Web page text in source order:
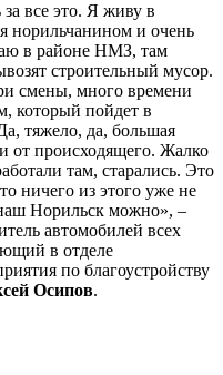
все это. Я живу в
норильчанином и очень
в районе НМЗ, там
строительный мусор.
смены, много времени
который пойдет в
тяжело, да, большая
от происходящего. Жалко
там, старались. Это
ничего из этого уже не
Норильск можно», –
автомобилей всех
в отделе
по благоустройству
Осипов.